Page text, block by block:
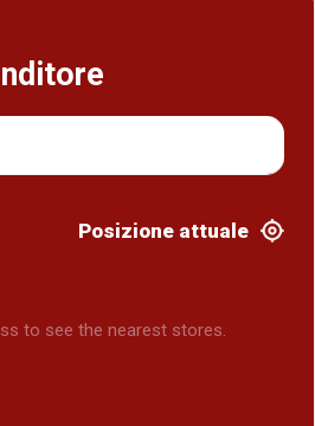
Posizione attuale
to see the nearest stores.